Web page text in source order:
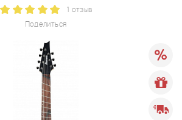
Поделиться
1 отзыв